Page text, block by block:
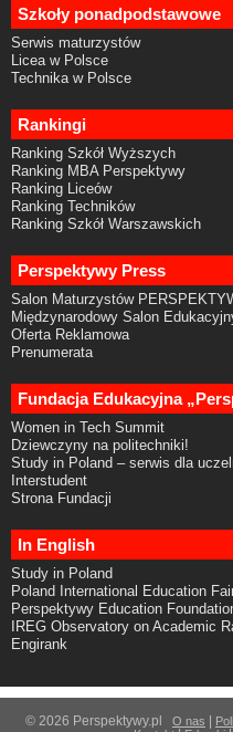
Szkoły ponadpodstawowe
Serwis maturzystów
Licea w Polsce
Technika w Polsce
Rankingi
Ranking Szkół Wyższych
Ranking MBA Perspektywy
Ranking Liceów
Ranking Techników
Ranking Szkół Warszawskich
Perspektywy Press
Salon Maturzystów
Międzynarodowy Salon
Oferta Reklamowa
Prenumerata
Fundacja Edukacyjna
Women in Tech Summit
Dziewczyny na politechniki!
Study in Poland – serwis dla
Interstudent
Strona Fundacji
In English
Study in Poland
Poland International Education
Perspektywy Education
IREG Observatory on Academic
Engirank
© 2026 Perspektywy.pl O nas